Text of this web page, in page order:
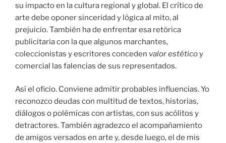
su impacto en la cultura regional y global. El crítico de
arte debe oponer sinceridad y lógica al mito, al
prejuicio. También ha de enfrentar esa retórica
publicitaria con la que algunos marchantes,
coleccionistas y escritores conceden valor estéticoy
comercial las falencias de sus representados.
Así el oficio. Conviene admitir probables influencias. Yo
reconozco deudas con multitud de textos, historias,
diálogos o polémicas con artistas, con sus acólitos y
detractores. También agradezco el acompañamiento
de amigos versados en arte y, desde luego, el de mis